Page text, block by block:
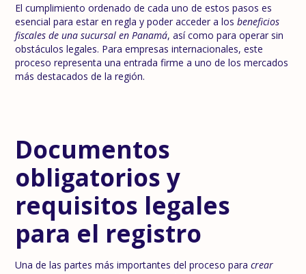
El cumplimiento ordenado de cada uno de estos pasos es
esencial para estar en regla y poder acceder a losbeneficios
fiscales de una sucursal en Panamá, así como para operar sin
obstáculos legales. Para empresas internacionales, este
proceso representa una entrada firme a uno de los mercados
más destacados de la región.
Documentos
obligatorios y
requisitos legales
para el registro
Una de las partes más importantes del proceso paracrear